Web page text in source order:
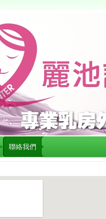
聯絡我們